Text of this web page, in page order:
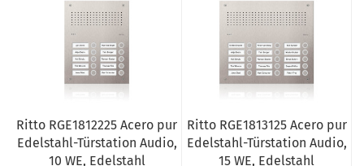
Ritto RGE1812225 Acero pur
Edelstahl-Türstation Audio,
10 WE, Edelstahl
Ritto RGE1813125 Acero pur
Edelstahl-Türstation Audio,
15 WE, Edelstahl